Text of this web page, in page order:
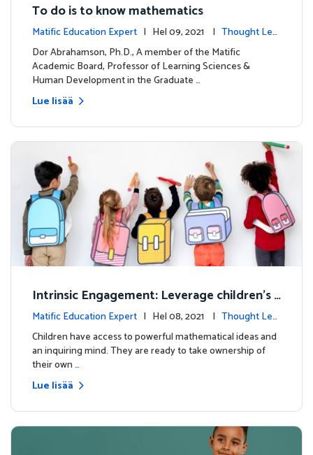
To do is to know mathematics
Matific Education Expert | Hel 09, 2021 | Thought Lea
dership
Dor Abrahamson, Ph.D., A member of the Matific
Academic Board, Professor of Learning Sciences &
Human Development in the Graduate …
Lue lisää
Intrinsic Engagement: Leverage children's
mathematical potential and inquiring mind
Matific Education Expert | Hel 08, 2021 | Thought Lea
dership
Children have access to powerful mathematical ideas and
an inquiring mind. They are ready to take ownership of
their own …
Lue lisää